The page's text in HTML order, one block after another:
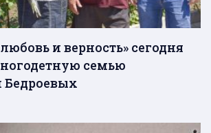
и верность» сегодня
семью
Бедроевых